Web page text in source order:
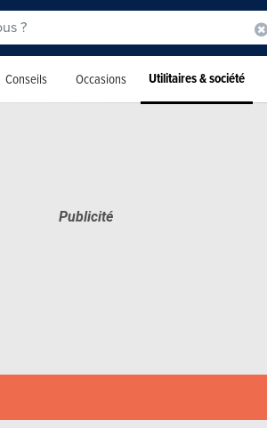
Conseils Occasions Utilitaires & société